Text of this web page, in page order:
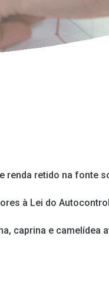
renda retido na fonte
à Lei do
caprina e camelídea